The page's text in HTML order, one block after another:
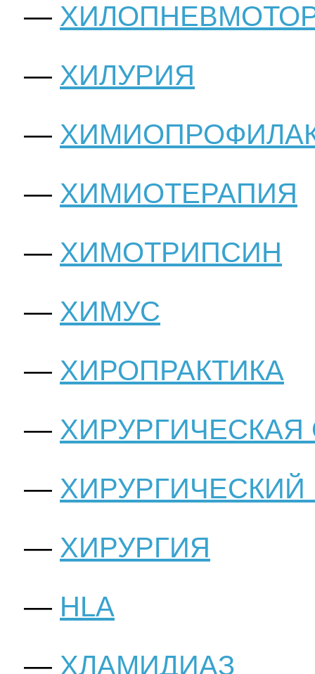
ХИЛУРИЯ
ХИМИОТЕРАПИЯ
ХИМОТРИПСИН
ХИМУС
ХИРОПРАКТИКА
ХИРУРГИЯ
HLA
ХЛАМИДИАЗ